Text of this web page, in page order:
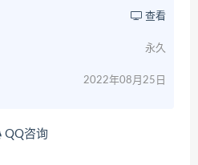
查看
永久
2022年08月25日
QQ咨询